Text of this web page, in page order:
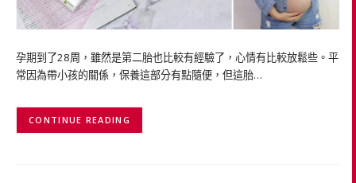
孕期到了28周，雖然是第二胎也比較有經驗了，心情有比較放鬆些。平
常因為帶小孩的關係，保養這部分有點隨便，但這胎…
CONTINUE READING